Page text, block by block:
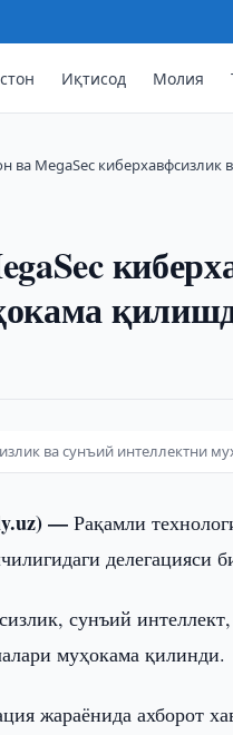
Иқтисод Молия
ва MegaSec
ва сунъий интеллектни
— Рақамли
делегацияси
сунъий
муҳокама қилинди.
жараёнида ахборот